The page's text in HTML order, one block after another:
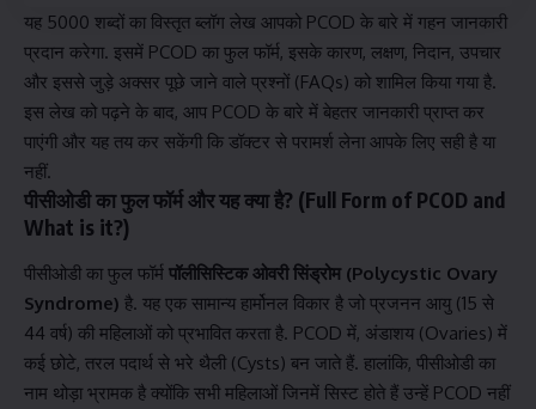
यह 5000 शब्दों का विस्तृत ब्लॉग लेख आपको PCOD के बारे में गहन जानकारी
प्रदान करेगा. इसमें PCOD का फुल फॉर्म, इसके कारण, लक्षण, निदान, उपचार
और इससे जुड़े अक्सर पूछे जाने वाले प्रश्नों (FAQs) को शामिल किया गया है.
इस लेख को पढ़ने के बाद, आप PCOD के बारे में बेहतर जानकारी प्राप्त कर
पाएंगी और यह तय कर सकेंगी कि डॉक्टर से परामर्श लेना आपके लिए सही है या
नहीं.
पीसीओडी का फुल फॉर्म और यह क्या है? (Full Form of PCOD and
What is it?)
पीसीओडी का फुल फॉर्म पॉलीसिस्टिक ओवरी सिंड्रोम (Polycystic Ovary
Syndrome) है. यह एक सामान्य हार्मोनल विकार है जो प्रजनन आयु (15 से
44 वर्ष) की महिलाओं को प्रभावित करता है. PCOD में, अंडाशय (Ovaries) में
कई छोटे, तरल पदार्थ से भरे थैली (Cysts) बन जाते हैं. हालांकि, पीसीओडी का
नाम थोड़ा भ्रामक है क्योंकि सभी महिलाओं जिनमें सिस्ट होते हैं उन्हें PCOD नहीं